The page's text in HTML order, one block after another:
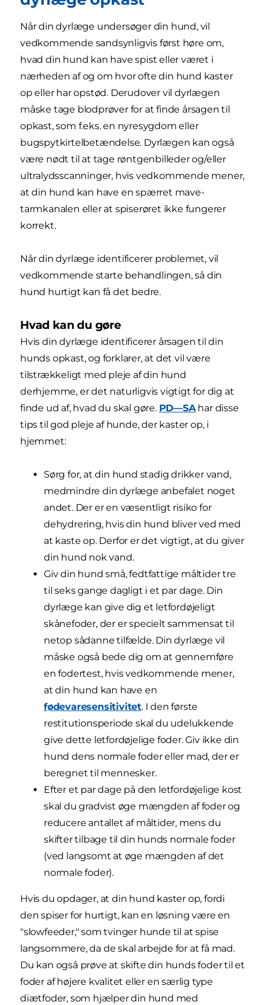
Når din dyrlæge undersøger din hund, vil
vedkommende sandsynligvis først høre om,
hvad din hund kan have spist eller været i
nærheden af og om hvor ofte din hund kaster
op eller har opstød. Derudover vil dyrlægen
måske tage blodprøver for at finde årsagen til
opkast, som f.eks. en nyresygdom eller
bugspytkirtelbetændelse. Dyrlægen kan også
være nødt til at tage røntgenbilleder og/eller
ultralydsscanninger, hvis vedkommende mener,
at din hund kan have en spærret mave-
tarmkanalen eller at spiserøret ikke fungerer
korrekt.
Når din dyrlæge identificerer problemet, vil
vedkommende starte behandlingen, så din
hund hurtigt kan få det bedre.
Hvad kan du gøre
Hvis din dyrlæge identificerer årsagen til din
hunds opkast, og forklarer, at det vil være
tilstrækkeligt med pleje af din hund
derhjemme, er det naturligvis vigtigt for dig at
finde ud af, hvad du skal gøre. PD—SAhar disse
tips til god pleje af hunde, der kaster op, i
hjemmet:
Sørg for, at din hund stadig drikker vand,
medmindre din dyrlæge anbefalet noget
andet. Der er en væsentligt risiko for
dehydrering, hvis din hund bliver ved med
at kaste op. Derfor er det vigtigt, at du giver
din hund nok vand.
Giv din hund små, fedtfattige måltider tre
til seks gange dagligt i et par dage. Din
dyrlæge kan give dig et letfordøjeligt
skånefoder, der er specielt sammensat til
netop sådanne tilfælde. Din dyrlæge vil
måske også bede dig om at gennemføre
en fodertest, hvis vedkommende mener,
at din hund kan have en
fødevaresensitivitet. I den første
restitutionsperiode skal du udelukkende
give dette letfordøjelige foder. Giv ikke din
hund dens normale foder eller mad, der er
beregnet til mennesker.
Efter et par dage på den letfordøjelige kost
skal du gradvist øge mængden af foder og
reducere antallet af måltider, mens du
skifter tilbage til din hunds normale foder
(ved langsomt at øge mængden af det
normale foder).
Hvis du opdager, at din hund kaster op, fordi
den spiser for hurtigt, kan en løsning være en
"slowfeeder," som tvinger hunde til at spise
langsommere, da de skal arbejde for at få mad.
Du kan også prøve at skifte din hunds foder til et
foder af højere kvalitet eller en særlig type
diætfoder, som hjælper din hund med